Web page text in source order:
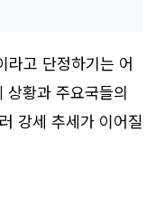
고 단정하기는 어
황과 주요국들의
강세 추세가 이어질